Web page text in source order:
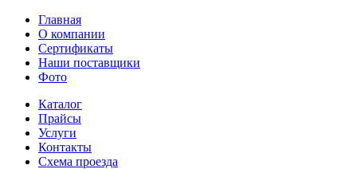
Главная
О компании
Сертификаты
Наши поставщики
Фото
Каталог
Прайсы
Услуги
Контакты
Схема проезда